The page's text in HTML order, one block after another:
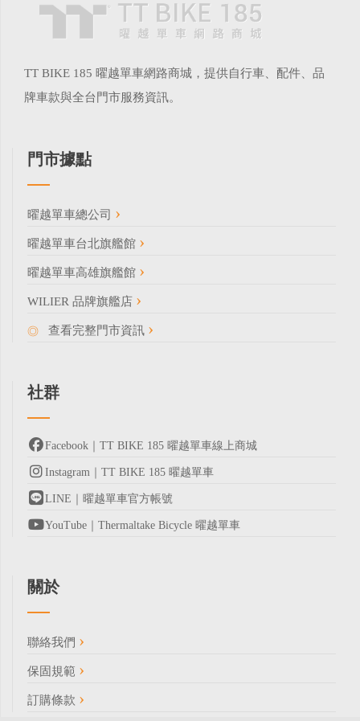
TT BIKE 185 曜越單車網路商城，提供自行車、配件、品
牌車款與全台門市服務資訊。
門市據點
曜越單車總公司
曜越單車台北旗艦館
曜越單車高雄旗艦館
WILIER 品牌旗艦店
查看完整門市資訊
社群
Facebook｜TT BIKE 185 曜越單車線上商城
Instagram｜TT BIKE 185 曜越單車
LINE｜曜越單車官方帳號
YouTube｜Thermaltake Bicycle 曜越單車
關於
聯絡我們
保固規範
訂購條款